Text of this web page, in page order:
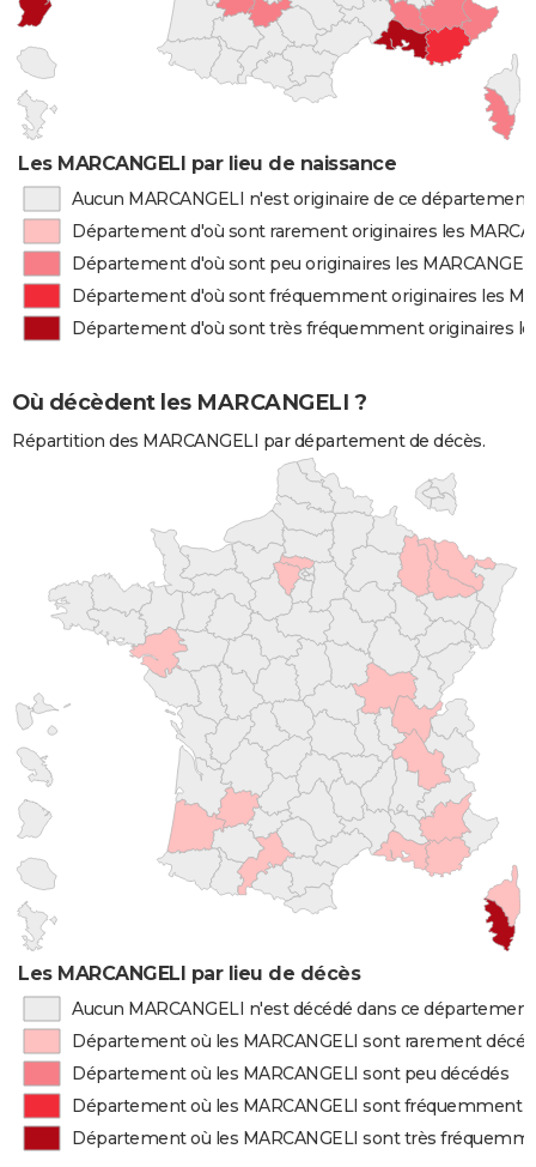
Les MARCANGELI par lieu de naissance
Aucun MARCANGELI n'est originaire de ce département
Département d'où sont rarement originaires les
Département d'où sont peu originaires les
Département d'où sont fréquemment originaires les
Département d'où sont très fréquemment originaires
Où décèdent les MARCANGELI ?
Répartition des MARCANGELI par département de décès.
Les MARCANGELI par lieu de décès
Aucun MARCANGELI n'est décédé dans ce département
Département où les MARCANGELI sont rarement
Département où les MARCANGELI sont peu décédés
Département où les MARCANGELI sont fréquemment
Département où les MARCANGELI sont très